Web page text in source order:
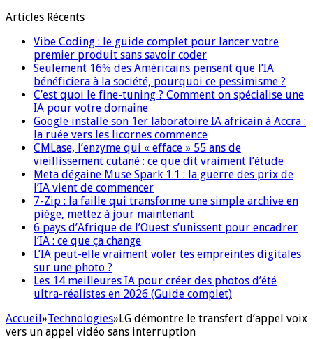
Articles Récents
Vibe Coding : le guide complet pour lancer votre
premier produit sans savoir coder
Seulement 16% des Américains pensent que l’IA
bénéficiera à la société, pourquoi ce pessimisme ?
C’est quoi le fine-tuning ? Comment on spécialise une
IA pour votre domaine
Google installe son 1er laboratoire IA africain à Accra :
la ruée vers les licornes commence
CMLase, l’enzyme qui « efface » 55 ans de
vieillissement cutané : ce que dit vraiment l’étude
Meta dégaine Muse Spark 1.1 : la guerre des prix de
l’IA vient de commencer
7-Zip : la faille qui transforme une simple archive en
piège, mettez à jour maintenant
6 pays d’Afrique de l’Ouest s’unissent pour encadrer
l’IA : ce que ça change
L’IA peut-elle vraiment voler tes empreintes digitales
sur une photo ?
Les 14 meilleures IA pour créer des photos d’été
ultra-réalistes en 2026 (Guide complet)
Accueil»Technologies»LG démontre le transfert d’appel voix
vers un appel vidéo sans interruption